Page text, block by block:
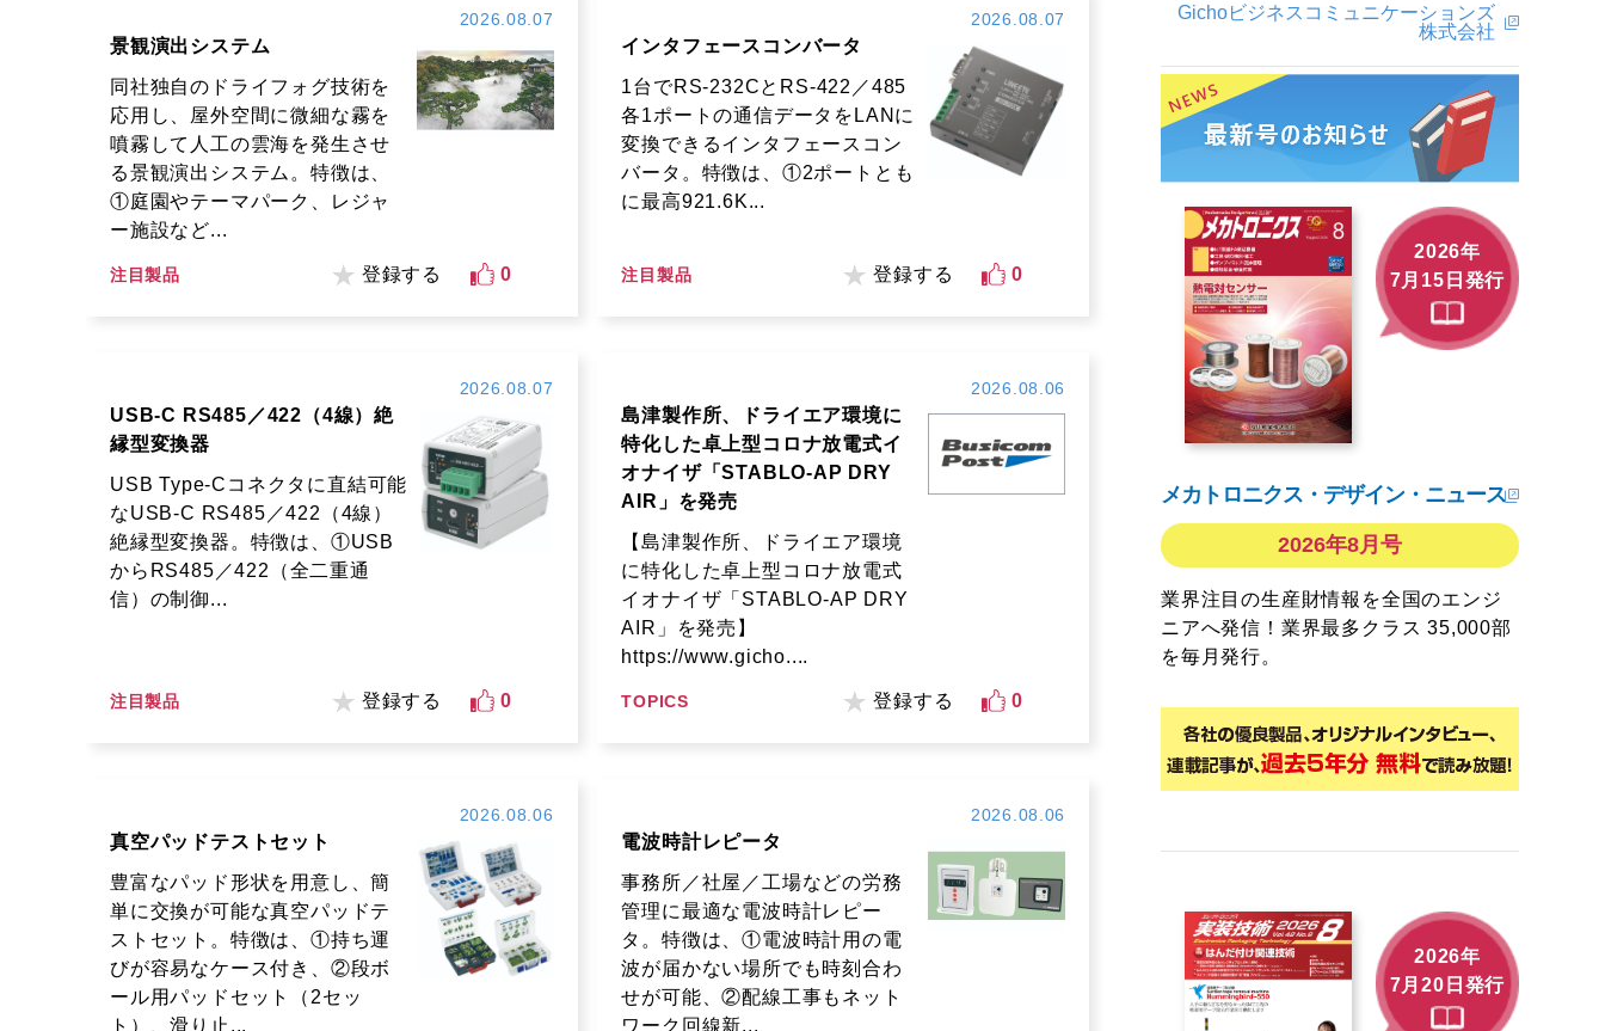
2026.08.07
景観演出システム
同社独自のドライフォグ技術を
応用し、屋外空間に微細な霧を
噴霧して人工の雲海を発生させ
る景観演出システム。特徴は、
①庭園やテーマパーク、レジャ
ー施設など...
注目製品 登録する 0
2026.08.07
インタフェースコンバータ
1台でRS-232CとRS-422／485
各1ポートの通信データをLANに
変換できるインタフェースコン
バータ。特徴は、①2ポートとも
に最高921.6K...
注目製品 登録する 0
2026.08.07
USB-C RS485／422（4線）絶
縁型変換器
USB Type-Cコネクタに直結可能
なUSB-C RS485／422（4線）
絶縁型変換器。特徴は、①USB
からRS485／422（全二重通
信）の制御...
注目製品 登録する 0
2026.08.06
島津製作所、ドライエア環境に
特化した卓上型コロナ放電式イ
オナイザ「STABLO-AP DRY
AIR」を発売
【島津製作所、ドライエア環境
に特化した卓上型コロナ放電式
イオナイザ「STABLO-AP DRY
AIR」を発売】
https://www.gicho....
TOPICS 登録する 0
2026.08.06
真空パッドテストセット
豊富なパッド形状を用意し、簡
単に交換が可能な真空パッドテ
ストセット。特徴は、①持ち運
びが容易なケース付き、②段ボ
ール用パッドセット（2セッ
ト）、滑り止...
2026.08.06
電波時計レピータ
事務所／社屋／工場などの労務
管理に最適な電波時計レピー
タ。特徴は、①電波時計用の電
波が届かない場所でも時刻合わ
せが可能、②配線工事もネット
ワーク回線新...
Gichoビジネスコミュニケーションズ
株式会社
2026年
7月15日発行
メカトロニクス・デザイン・ニュース
2026年8月号
業界注目の生産財情報を全国のエンジ
ニアへ発信！業界最多クラス 35,000部
を毎月発行。
2026年
7月20日発行